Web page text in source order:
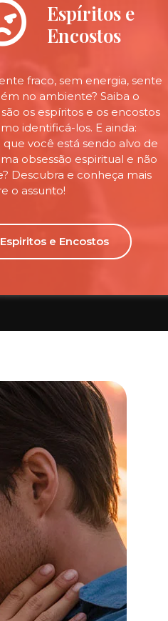
Espíritos e
Encostos
fraco, sem energia, sente
no ambiente? Saiba o
os espíritos e os encostos
identificá-los. E ainda:
que você está sendo alvo de
obsessão espiritual e não
Descubra e conheça mais
o assunto!
Espiritos e Encostos